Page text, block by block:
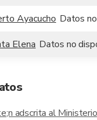
Ayacucho Datos
Elena Datos no
adscrita al